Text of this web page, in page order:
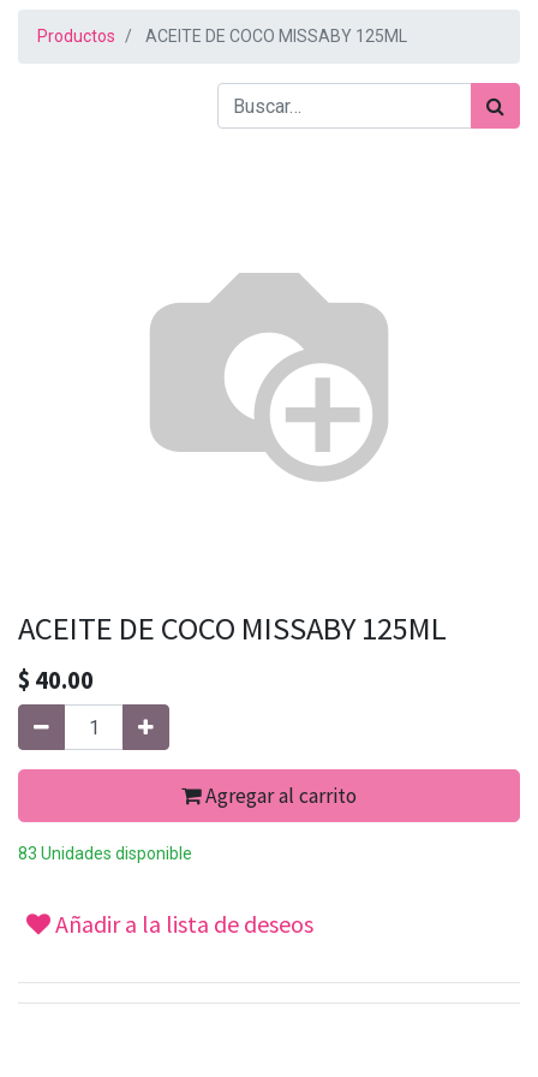
Productos ACEITE DE COCO MISSABY 125ML
ACEITE DE COCO MISSABY 125ML
$ 40.00
Agregar al carrito
83 Unidades disponible
Añadir a la lista de deseos